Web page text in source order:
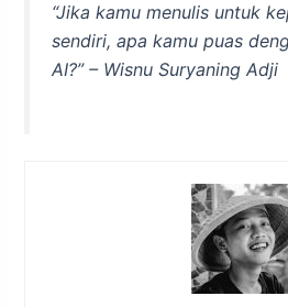
“Jika kamu menulis untuk
sendiri, apa kamu puas
AI?” – Wisnu Suryaning Adji